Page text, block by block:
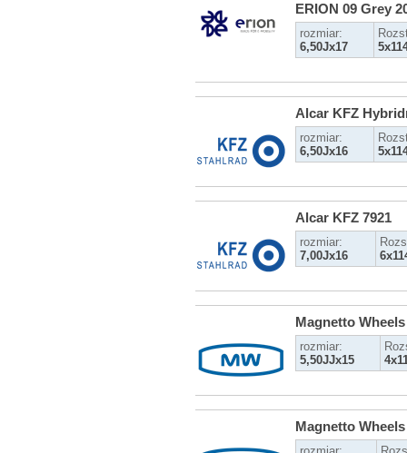
ERION 09 Grey
rozmiar:
6,50Jx17
Alcar KFZ
rozmiar:
6,50Jx16
Alcar KFZ 7921
rozmiar:
7,00Jx16
Magnetto
rozmiar:
5,50JJx15
Magnetto